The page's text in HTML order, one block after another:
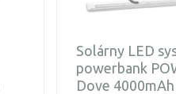
Solárny LED
powerbank
Dove 4000mAh